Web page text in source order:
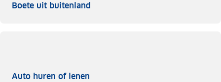
Boete uit buitenland
Auto huren of lenen